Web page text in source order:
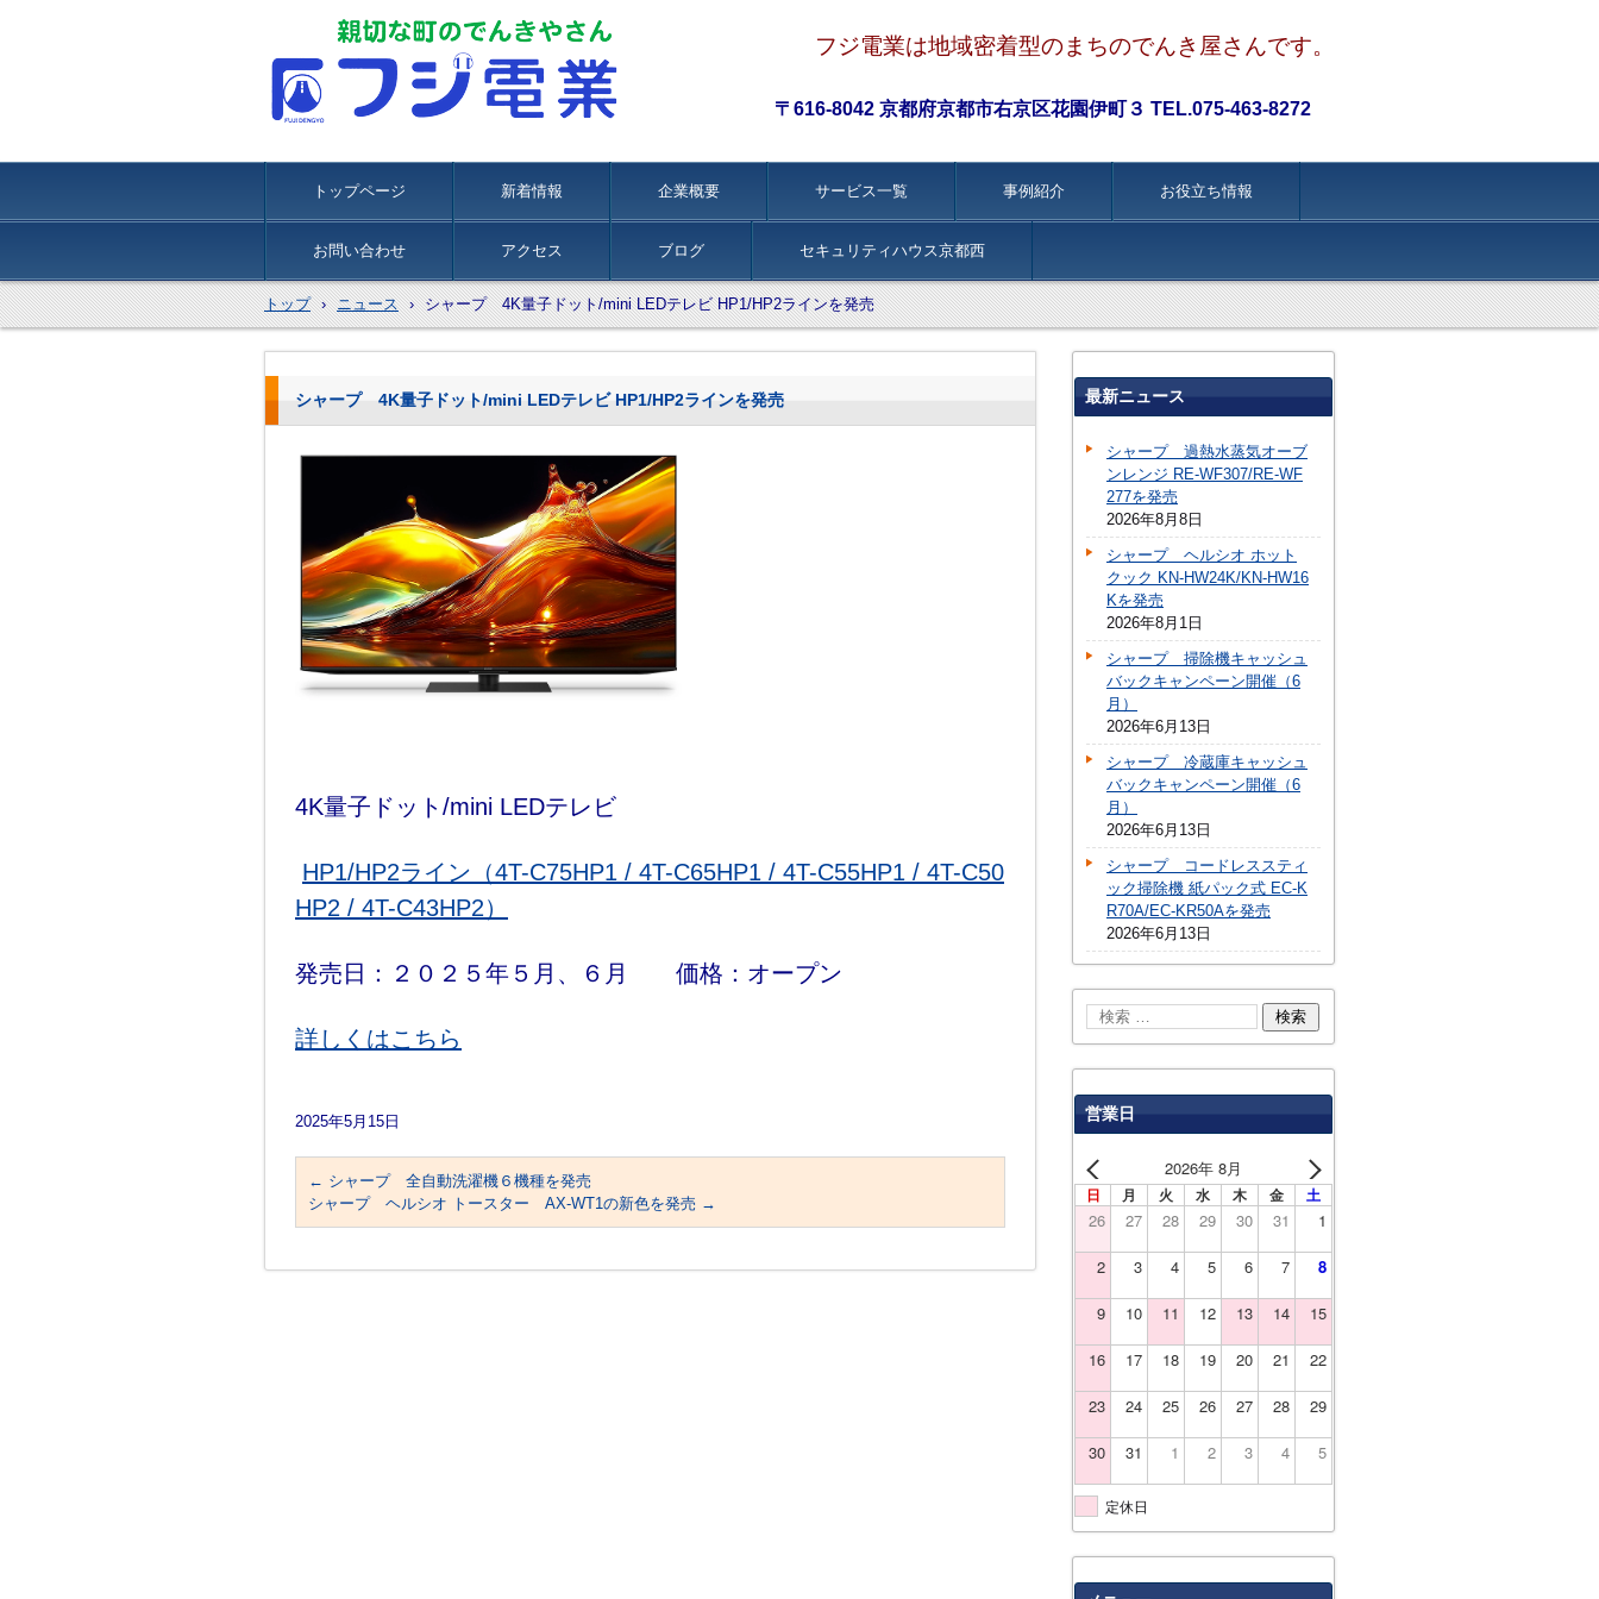
フジ電業は地域密着型のまちのでんき屋さんです。
〒616-8042 京都府京都市右京区花園伊町３ TEL.075-463-8272
トップページ 新着情報 企業概要 サービス一覧 事例紹介 お役立ち情報
お問い合わせ アクセス ブログ セキュリティハウス京都西
トップ › ニュース › シャープ 4K量子ドット/mini LEDテレビ HP1/HP2ラインを発売
シャープ 4K量子ドット/mini LEDテレビ HP1/HP2ラインを発売
4K量子ドット/mini LEDテレビ
HP1/HP2ライン（4T-C75HP1 / 4T-C65HP1 / 4T-C55HP1 / 4T-C50
HP2 / 4T-C43HP2）
発売日：２０２５年５月、６月 価格：オープン
詳しくはこちら
2025年5月15日
← シャープ 全自動洗濯機６機種を発売
シャープ ヘルシオ トースター AX-WT1の新色を発売 →
最新ニュース
シャープ 過熱水蒸気オーブ
ンレンジ RE-WF307/RE-WF
277を発売
2026年8月8日
シャープ ヘルシオ ホット
クック KN-HW24K/KN-HW16
Kを発売
2026年8月1日
シャープ 掃除機キャッシュ
バックキャンペーン開催（6
月）
2026年6月13日
シャープ 冷蔵庫キャッシュ
バックキャンペーン開催（6
月）
2026年6月13日
シャープ コードレススティ
ック掃除機 紙パック式 EC-K
R70A/EC-KR50Aを発売
2026年6月13日
営業日
2026年 8月
日 月 火 水 木 金 土
26 27 28 29 30 31 1
2 3 4 5 6 7 8
9 10 11 12 13 14 15
16 17 18 19 20 21 22
23 24 25 26 27 28 29
30 31 1 2 3 4 5
定休日